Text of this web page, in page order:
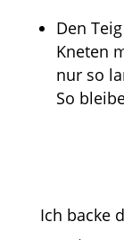
Den
Kneten
nur so
So
Ich backe